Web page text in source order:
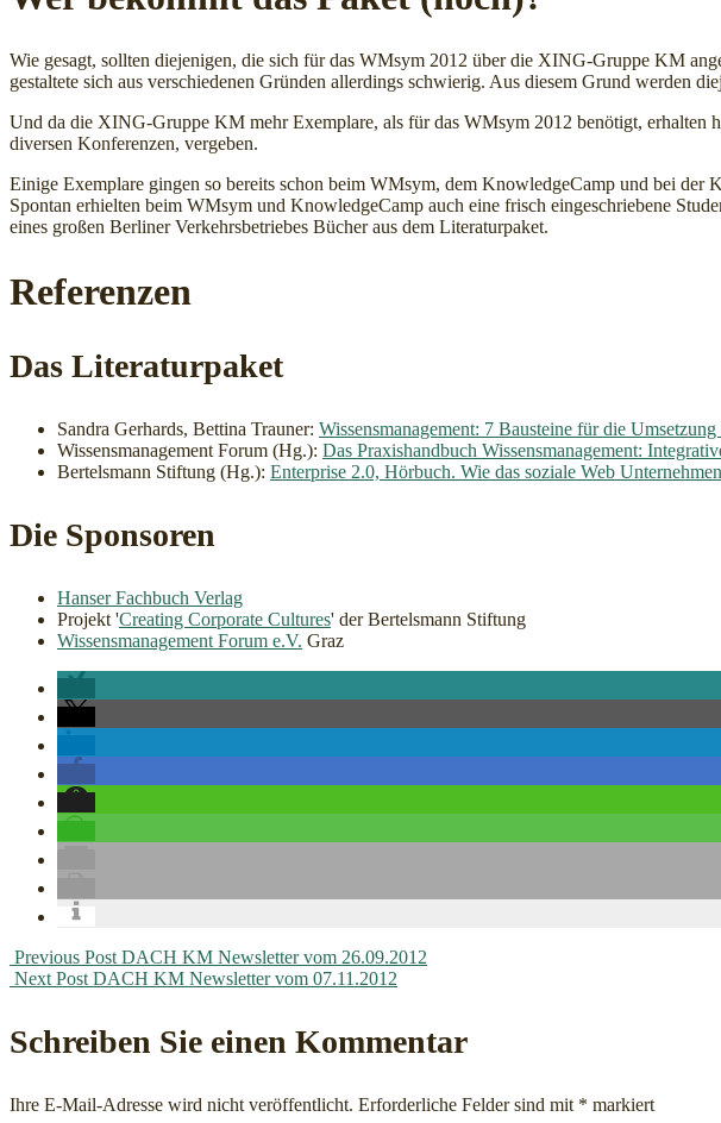
Wie gesagt, sollten diejenigen, die sich für das WMsym 2012 über die XING-Gruppe KM
gestaltete sich aus verschiedenen Gründen allerdings schwierig. Aus diesem Grund werden
Und da die XING-Gruppe KM mehr Exemplare, als für das WMsym 2012 benötigt, erhalten
diversen Konferenzen, vergeben.
Einige Exemplare gingen so bereits schon beim WMsym, dem KnowledgeCamp und bei der
Spontan erhielten beim WMsym und KnowledgeCamp auch eine frisch eingeschriebene
eines großen Berliner Verkehrsbetriebes Bücher aus dem Literaturpaket.
Referenzen
Das Literaturpaket
Sandra Gerhards, Bettina Trauner: Wissensmanagement: 7 Bausteine für die
Wissensmanagement Forum (Hg.): Das Praxishandbuch Wissensmanagement:
Bertelsmann Stiftung (Hg.): Enterprise 2.0, Hörbuch. Wie das soziale Web
Die Sponsoren
Hanser Fachbuch Verlag
Projekt 'Creating Corporate Cultures' der Bertelsmann Stiftung
Wissensmanagement Forum e.V. Graz
Post
Previous Post DACH KM Newsletter vom 26.09.2012
Next Post DACH KM Newsletter vom 07.11.2012
Schreiben Sie einen Kommentar
Ihre E-Mail-Adresse wird nicht veröffentlicht. Erforderliche Felder sind mit * markiert